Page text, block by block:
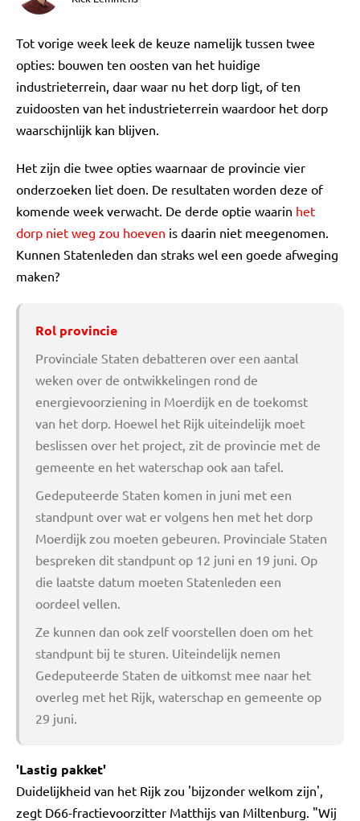
Tot vorige week leek de keuze namelijk tussen twee
opties: bouwen ten oosten van het huidige
industrieterrein, daar waar nu het dorp ligt, of ten
zuidoosten van het industrieterrein waardoor het dorp
waarschijnlijk kan blijven.
Het zijn die twee opties waarnaar de provincie vier
onderzoeken liet doen. De resultaten worden deze of
komende week verwacht. De derde optie waarin het
dorp niet weg zou hoeven is daarin niet meegenomen.
Kunnen Statenleden dan straks wel een goede afweging
maken?
Rol provincie
Provinciale Staten debatteren over een aantal
weken over de ontwikkelingen rond de
energievoorziening in Moerdijk en de toekomst
van het dorp. Hoewel het Rijk uiteindelijk moet
beslissen over het project, zit de provincie met de
gemeente en het waterschap ook aan tafel.
Gedeputeerde Staten komen in juni met een
standpunt over wat er volgens hen met het dorp
Moerdijk zou moeten gebeuren. Provinciale Staten
bespreken dit standpunt op 12 juni en 19 juni. Op
die laatste datum moeten Statenleden een
oordeel vellen.
Ze kunnen dan ook zelf voorstellen doen om het
standpunt bij te sturen. Uiteindelijk nemen
Gedeputeerde Staten de uitkomst mee naar het
overleg met het Rijk, waterschap en gemeente op
29 juni.
'Lastig pakket'
Duidelijkheid van het Rijk zou 'bijzonder welkom zijn',
zegt D66-fractievoorzitter Matthijs van Miltenburg. "Wij